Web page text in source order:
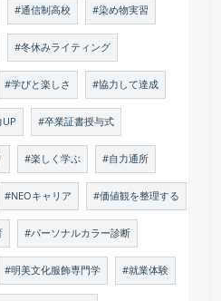
#通信制高校 #染め物実習
#冬休みライティング
#学びと楽しさ #協力して達成
#卒業証書授与式
#楽しく学ぶ #自力通所
#NEOキャリア #価値観を整理する
#パーソナルカラー診断
#明美文化服飾専門学 #就業体験